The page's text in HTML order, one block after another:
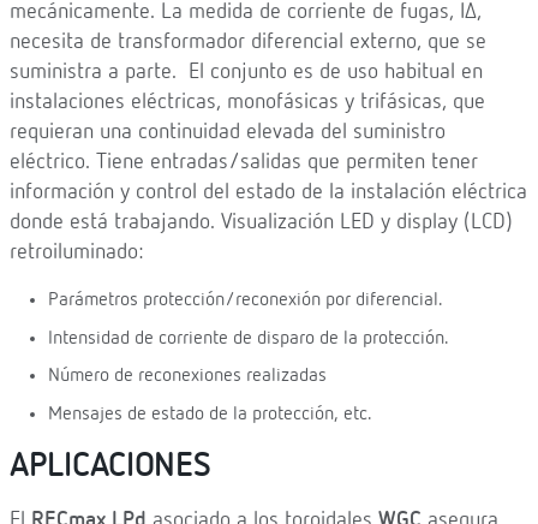
mecánicamente. La medida de corriente de fugas, IΔ,
necesita de transformador diferencial externo, que se
suministra a parte. El conjunto es de uso habitual en
instalaciones eléctricas, monofásicas y trifásicas, que
requieran una continuidad elevada del suministro
eléctrico. Tiene entradas/salidas que permiten tener
información y control del estado de la instalación eléctrica
donde está trabajando. Visualización LED y display (LCD)
retroiluminado:
Parámetros protección/reconexión por diferencial.
Intensidad de corriente de disparo de la protección.
Número de reconexiones realizadas
Mensajes de estado de la protección, etc.
APLICACIONES